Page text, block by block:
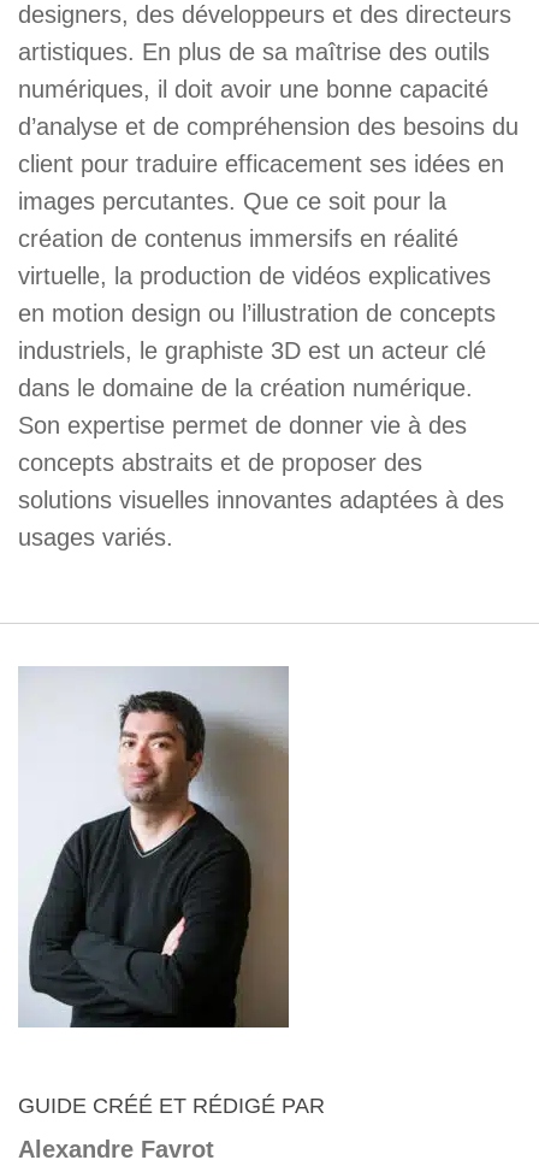
designers, des développeurs et des directeurs
artistiques. En plus de sa maîtrise des outils
numériques, il doit avoir une bonne capacité
d’analyse et de compréhension des besoins du
client pour traduire efficacement ses idées en
images percutantes. Que ce soit pour la
création de contenus immersifs en réalité
virtuelle, la production de vidéos explicatives
en motion design ou l’illustration de concepts
industriels, le graphiste 3D est un acteur clé
dans le domaine de la création numérique.
Son expertise permet de donner vie à des
concepts abstraits et de proposer des
solutions visuelles innovantes adaptées à des
usages variés.
GUIDE CRÉÉ ET RÉDIGÉ PAR
Alexandre Favrot